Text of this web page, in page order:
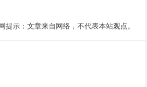
提示：文章来自网络，不代表本站观点。